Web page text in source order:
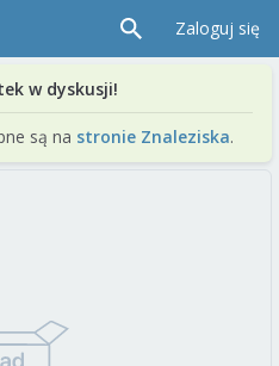
Zaloguj się
w dyskusji!
są na stronie Znaleziska.